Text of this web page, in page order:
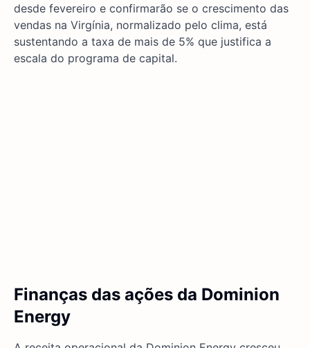
desde fevereiro e confirmarão se o crescimento das
vendas na Virgínia, normalizado pelo clima, está
sustentando a taxa de mais de 5% que justifica a
escala do programa de capital.
Finanças das ações da Dominion
Energy